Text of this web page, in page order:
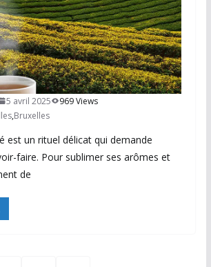
5 avril 2025
969 Views
,Bruxelles
est un rituel délicat qui demande
faire. Pour sublimer ses arômes et
de